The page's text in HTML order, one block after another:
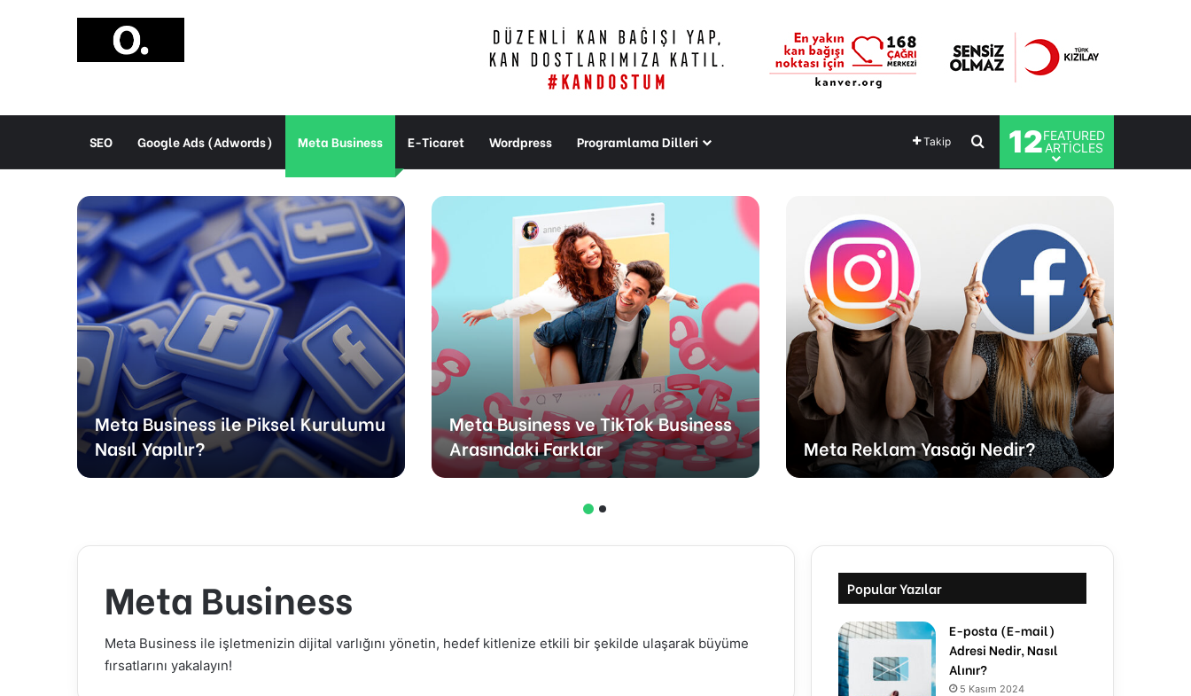
SEO Google Ads (Adwords) Meta Business E-Ticaret Wordpress Programlama Dilleri Takip Arama yap ...
12FEATURED
ARTICLES
Meta Business ile Piksel Kurulumu
Nasıl Yapılır?
Meta Business ve TikTok Business
Arasındaki Farklar
Meta Reklam Yasağı Nedir?
Meta Business
Meta Business ile işletmenizin dijital varlığını yönetin, hedef kitlenize etkili bir şekilde ulaşarak büyüme
fırsatlarını yakalayın!
Popular Yazılar
E-posta (E-mail)
Adresi Nedir, Nasıl
Alınır?
5 Kasım 2024